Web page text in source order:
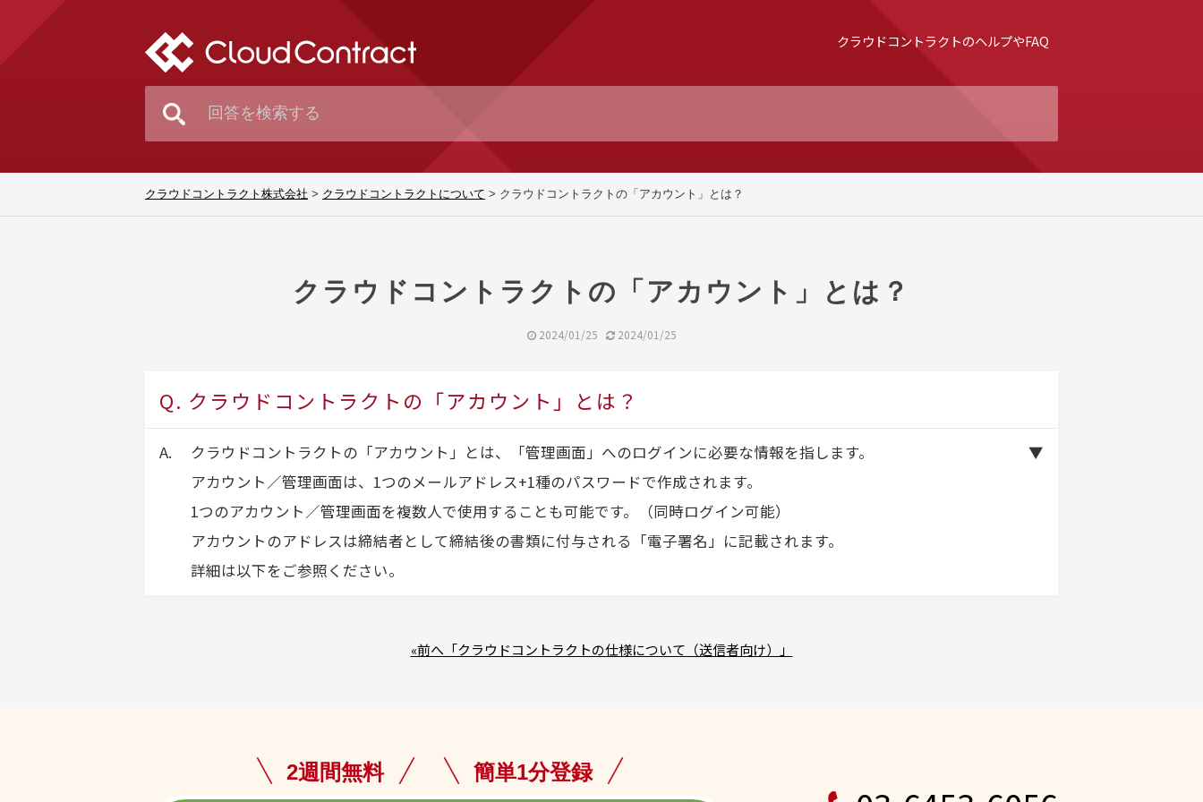
クラウドコントラクトのヘルプやFAQ
クラウドコントラクト株式会社 > クラウドコントラクトについて > クラウドコントラクトの「アカウント」とは？
クラウドコントラクトの「アカウント」とは？
2024/01/25 2024/01/25
クラウドコントラクトの「アカウント」とは？
クラウドコントラクトの「アカウント」とは、「管理画面」へのログインに必要な情報を指します。
アカウント／管理画面は、1つのメールアドレス+1種のパスワードで作成されます。
1つのアカウント／管理画面を複数人で使用することも可能です。（同時ログイン可能）
アカウントのアドレスは締結者として締結後の書類に付与される「電子署名」に記載されます。
詳細は以下をご参照ください。
«前へ「クラウドコントラクトの仕様について（送信者向け）」
2週間無料 簡単1分登録